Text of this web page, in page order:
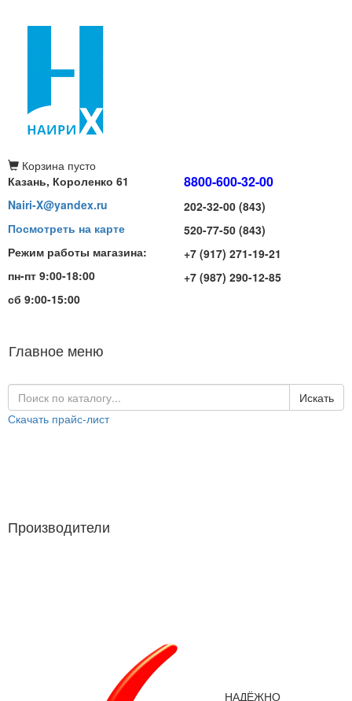
Корзина пусто
Казань, Короленко 61
Nairi-X@yandex.ru
Посмотреть на карте
Режим работы магазина:
пн-пт 9:00-18:00
сб 9:00-15:00
8800-600-32-00
202-32-00 (843)
520-77-50 (843)
+7 (917) 271-19-21
+7 (987) 290-12-85
Главное меню
Искать
Скачать прайс-лист
Производители
НАДЁЖНО